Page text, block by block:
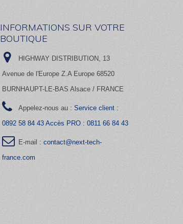
INFORMATIONS SUR VOTRE
BOUTIQUE
HIGHWAY DISTRIBUTION, 13
Avenue de l'Europe Z.A Europe 68520
BURNHAUPT-LE-BAS Alsace / FRANCE
Appelez-nous au : Service client :
0892 58 84 43 Accès PRO : 0811 66 84 43
E-mail : contact@next-tech-
france.com